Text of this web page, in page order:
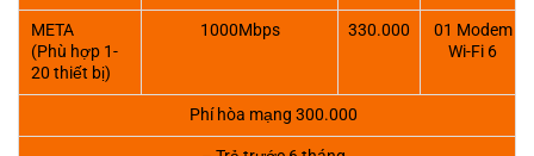
META
(Phù hợp 1-
20 thiết bị)
1000Mbps 330.000
01 Modem
Wi-Fi 6
Phí hòa mạng 300.000